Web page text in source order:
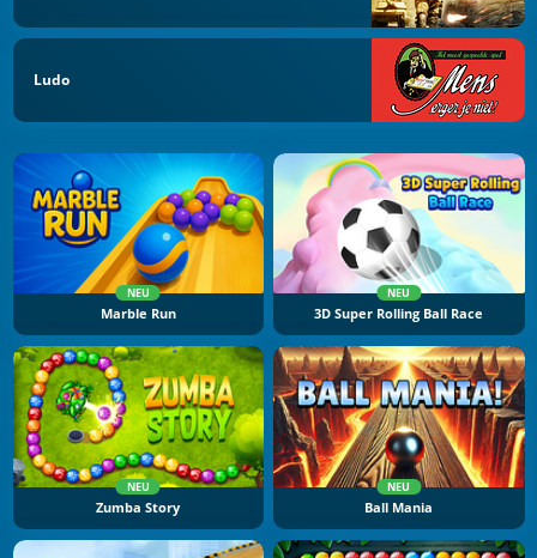
Ludo
NEU
Marble Run
NEU
3D Super Rolling Ball Race
NEU
Zumba Story
NEU
Ball Mania